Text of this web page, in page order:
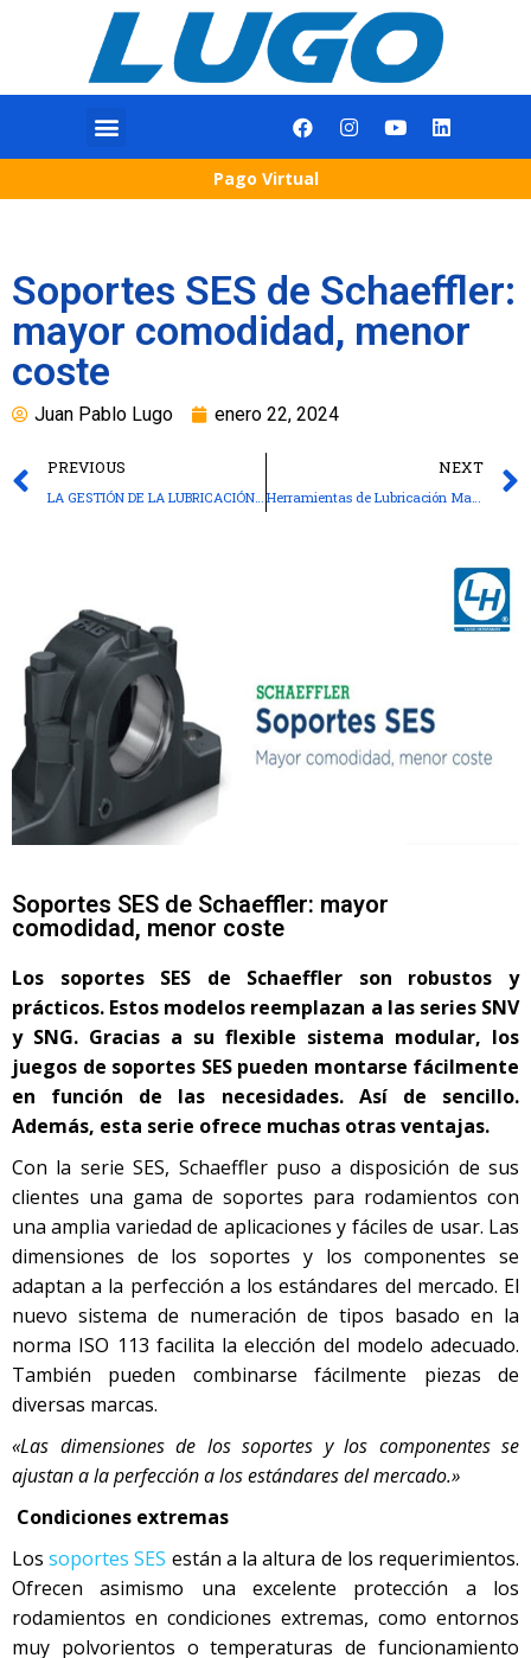
Pago Virtual
Soportes SES de Schaeffler:
mayor comodidad, menor
coste
Juan Pablo Lugo enero 22, 2024
PREVIOUS
LA GESTIÓN DE LA LUBRICACIÓN: EL CAMINO PARA MEJORAR EL RENDIMIENTO
NEXT
Herramientas de Lubricación Manual
Soportes SES de Schaeffler: mayor
comodidad, menor coste
Los soportes SES de Schaeffler son robustos y
prácticos. Estos modelos reemplazan a las series SNV
y SNG. Gracias a su flexible sistema modular, los
juegos de soportes SES pueden montarse fácilmente
en función de las necesidades. Así de sencillo.
Además, esta serie ofrece muchas otras ventajas.
Con la serie SES, Schaeffler puso a disposición de sus
clientes una gama de soportes para rodamientos con
una amplia variedad de aplicaciones y fáciles de usar. Las
dimensiones de los soportes y los componentes se
adaptan a la perfección a los estándares del mercado. El
nuevo sistema de numeración de tipos basado en la
norma ISO 113 facilita la elección del modelo adecuado.
También pueden combinarse fácilmente piezas de
diversas marcas.
«Las dimensiones de los soportes y los componentes se
ajustan a la perfección a los estándares del mercado.»
Condiciones extremas
Lossoportes SES están a la altura de los requerimientos.
Ofrecen asimismo una excelente protección a los
rodamientos en condiciones extremas, como entornos
muy polvorientos o temperaturas de funcionamiento